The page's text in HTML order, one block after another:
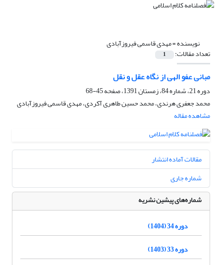
نویسنده =مهدی قاسمی فیروزآبادی
تعداد مقالات: 1
مبانی عفو الهی از نگاه عقل و نقل
دوره 21، شماره 84، زمستان 1391، صفحه
45-68
محمد جعفری هرندی، محمد حسین طاهری آکردی، مهدی قاسمی فیروزآبادی
مشاهده مقاله
مقالات آماده انتشار
شماره جاری
شماره‌های پیشین نشریه
دوره 34 (1404)
دوره 33 (1403)